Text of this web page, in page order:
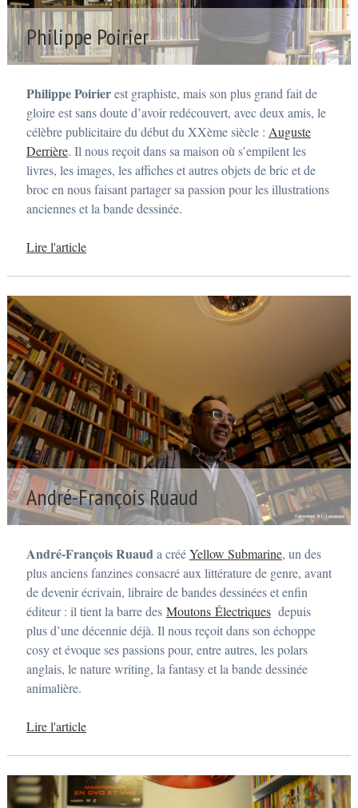
Philippe Poirier
t
é
2
a
v
r
i
l
0
p
r
m
i
n
Philippe Poirierest graphiste, mais son plus grand fait de
gloire est sans doute d’avoir redécouvert, avec deux amis, le
célèbre publicitaire du début du XXème siècle : Auguste
Derrière. Il nous reçoit dans sa maison où s’empilent les
livres, les images, les affiches et autres objets de bric et de
broc en nous faisant partager sa passion pour les illustrations
anciennes et la bande dessinée.
Lire l'article
André-François Ruaud
t
é
4
f
é
r
i
r
2
6
p
a
d
m
André-François Ruauda crééYellow Submarine, un des
plus anciens fanzines consacré aux littérature de genre, avant
de devenir écrivain, libraire de bandes dessinées et enfin
éditeur : il tient la barre des Moutons Électriquesdepuis
plus d’une décennie déjà. Il nous reçoit dans son échoppe
cosy et évoque ses passions pour, entre autres, les polars
anglais, le nature writing, la fantasy et la bande dessinée
animalière.
Lire l'article